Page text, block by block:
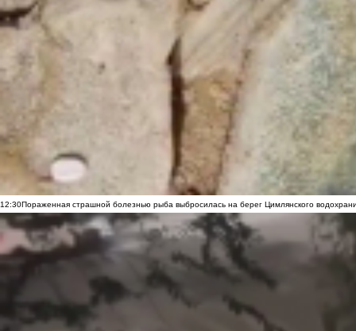
12:30Пораженная страшной болезнью рыба выбросилась на берег Цимлянского